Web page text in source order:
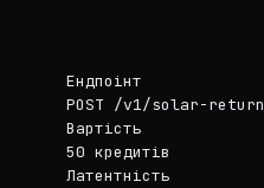
Ендпоінт
POST /v1/solar-return
Вартість
50 кредитів
Латентність